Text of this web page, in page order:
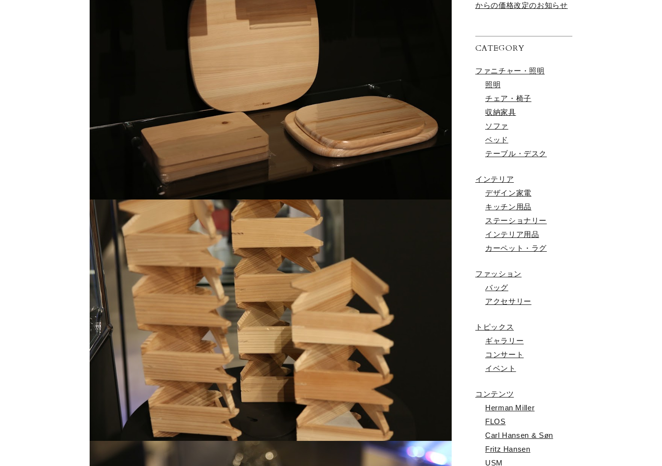
からの価格改定のお知らせ
CATEGORY
ファニチャー・照明
照明
チェア・椅子
収納家具
ソファ
ベッド
テーブル・デスク
インテリア
デザイン家電
キッチン用品
ステーショナリー
インテリア用品
カーペット・ラグ
ファッション
バッグ
アクセサリー
トピックス
ギャラリー
コンサート
イベント
コンテンツ
Herman Miller
FLOS
Carl Hansen & Søn
Fritz Hansen
USM